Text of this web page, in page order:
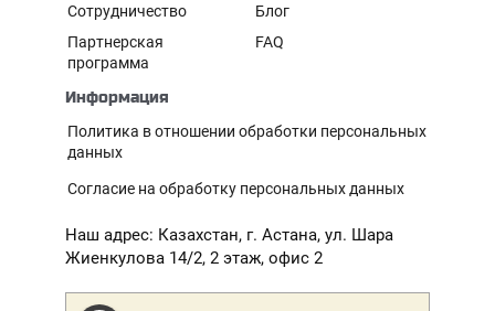
Сотрудничество
Партнерская
программа
Блог
FAQ
Информация
Политика в отношении обработки персональных
данных
Согласие на обработку персональных данных
Наш адрес: Казахстан, г. Астана, ул. Шара
Жиенкулова 14/2, 2 этаж, офис 2